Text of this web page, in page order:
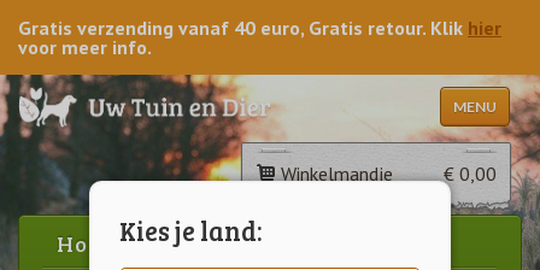
Kies je land:
Gratis verzending vanaf 40 euro, Gratis retour. Klik hier
voor meer info.
MENU
Winkelmandje € 0,00
Home